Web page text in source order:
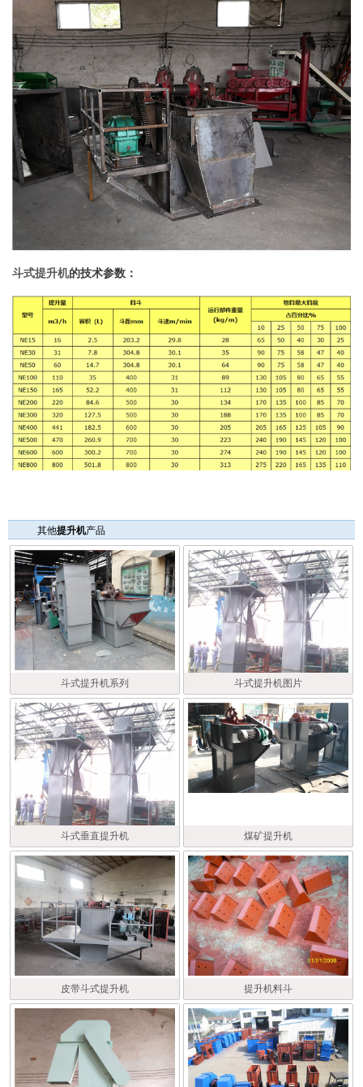
斗式提升机的技术参数：
其他提升机产品
斗式提升机系列 斗式提升机图片
斗式垂直提升机 煤矿提升机
皮带斗式提升机 提升机料斗